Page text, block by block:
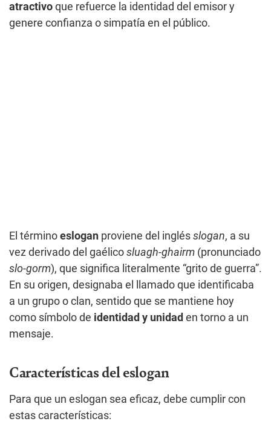
atractivo que refuerce la identidad del emisor y
genere confianza o simpatía en el público.
El término eslogan proviene del inglés slogan, a su
vez derivado del gaélico sluagh-ghairm (pronunciado
slo-gorm), que significa literalmente “grito de guerra”.
En su origen, designaba el llamado que identificaba
a un grupo o clan, sentido que se mantiene hoy
como símbolo de identidad y unidad en torno a un
mensaje.
Características del eslogan
Para que un eslogan sea eficaz, debe cumplir con
estas características: